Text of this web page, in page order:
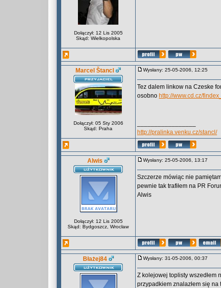
Dołączył: 12 Lis 2005
Skąd: Wielkopolska
Marcel Štancl
Dołączył: 05 Sty 2006
Skąd: Praha
Wysłany: 25-05-2006, 12:25
Tez dalem linkow na Czeske
osobno http://www.cd.cz/
http://pralinka.venku.cz/stancl/
Alwis
Dołączył: 12 Lis 2005
Skąd: Bydgoszcz, Wrocław
Wysłany: 25-05-2006, 13:17
Szczerze mówiąc nie
pewnie tak trafiłem na PR
Alwis
Błażej84 Wysłany: 31-05-2006, 00:37
Z kolejowej toplisty wszedłem
przypadkiem znalazłem się na